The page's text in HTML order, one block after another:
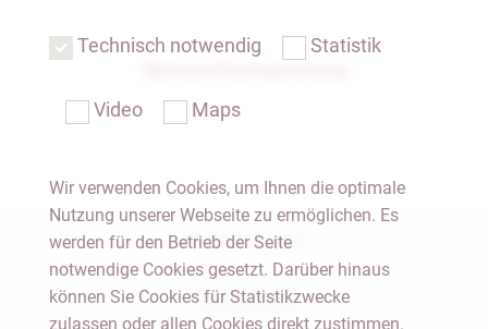
Notar Dresden
Fachgebiete
Technisch notwendig Statistik
Video Maps
Wir verwenden Cookies, um Ihnen die optimale
Nutzung unserer Webseite zu ermöglichen. Es
werden für den Betrieb der Seite
notwendige Cookies gesetzt. Darüber hinaus
können Sie Cookies für Statistikzwecke
zulassen oder allen Cookies direkt zustimmen.